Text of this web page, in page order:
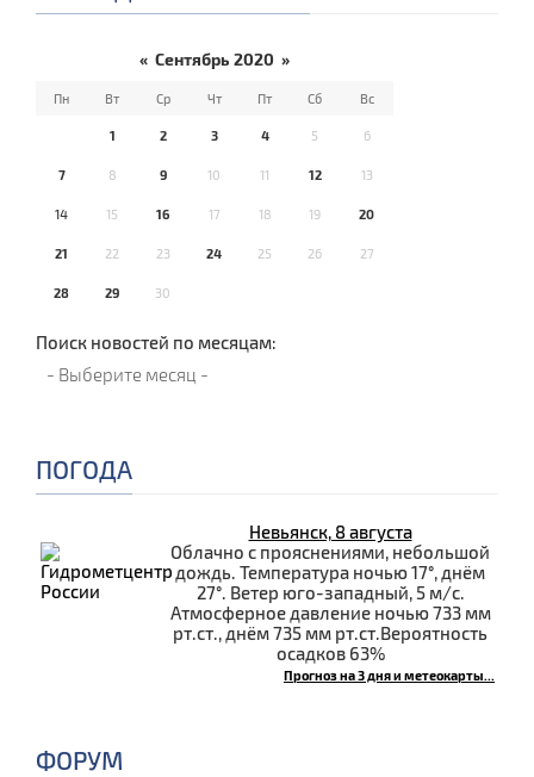
« Сентябрь 2020 »
Пн Вт Ср Чт Пт Сб Вс
1 2 3 4 5 6
7 8 9 10 11 12 13
14 15 16 17 18 19 20
21 22 23 24 25 26 27
28 29 30
Поиск новостей по месяцам:
ПОГОДА
Невьянск, 8 августа
Облачно с прояснениями, небольшой
дождь. Температура ночью 17°, днём
27°. Ветер юго-западный, 5 м/с.
Атмосферное давление ночью 733 мм
рт.ст., днём 735 мм рт.ст.Вероятность
осадков 63%
Прогноз на 3 дня и метеокарты...
ФОРУМ